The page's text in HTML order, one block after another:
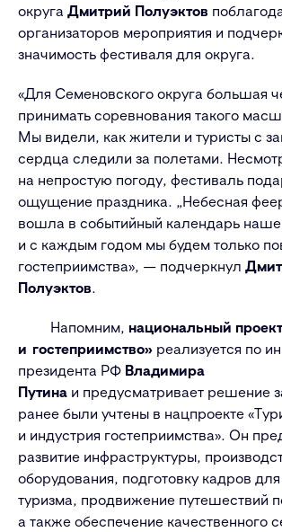
округа Дмитрий Полуэктов
организаторов мероприятия и
значимость фестиваля для округа.
«Для Семеновского округа большая
принимать соревнования такого
Мы видели, как жители и туристы с
сердца следили за полетами.
на непростую погоду, фестиваль
ощущение праздника. „Небесная
вошла в событийный календарь
и с каждым годом мы будем только
гостеприимства», — подчеркнул
Полуэктов.
Напомним, национальный
и гостеприимство» реализуется по
президента РФ Владимира
Путина и предусматривает решение
ранее были учтены в нацпроекте
и индустрия гостеприимства». Он
развитие инфраструктуры,
оборудования, подготовку кадров
туризма, продвижение путешествий
а также обеспечение качественного